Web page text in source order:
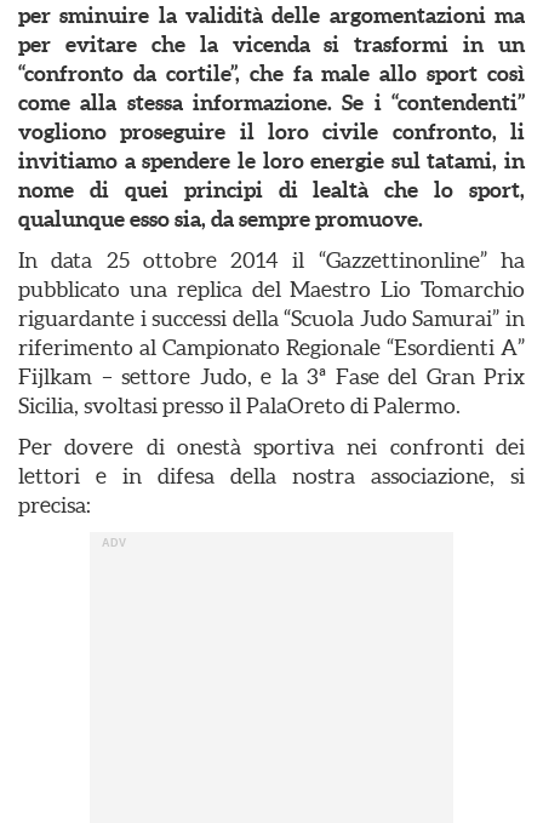
per sminuire la validità delle argomentazioni ma
per evitare che la vicenda si trasformi in un
“confronto da cortile”, che fa male allo sport così
come alla stessa informazione. Se i “contendenti”
vogliono proseguire il loro civile confronto, li
invitiamo a spendere le loro energie sul tatami, in
nome di quei principi di lealtà che lo sport,
qualunque esso sia, da sempre promuove.
In data 25 ottobre 2014 il “Gazzettinonline” ha
pubblicato una replica del Maestro Lio Tomarchio
riguardante i successi della “Scuola Judo Samurai” in
riferimento al Campionato Regionale “Esordienti A”
Fijlkam – settore Judo, e la 3ª Fase del Gran Prix
Sicilia, svoltasi presso il PalaOreto di Palermo.
Per dovere di onestà sportiva nei confronti dei
lettori e in difesa della nostra associazione, si
precisa: